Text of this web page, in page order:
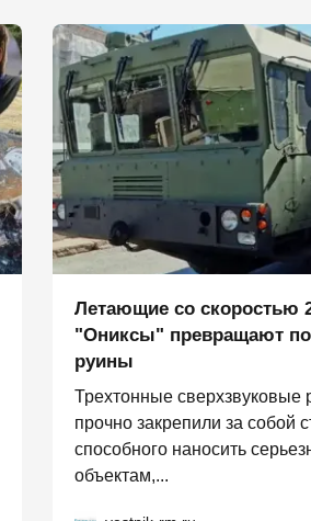
Летающие со скоростью
"Ониксы" превращают
руины
Трехтонные сверхзвуковые
прочно закрепили за собой
способного наносить
объектам,...